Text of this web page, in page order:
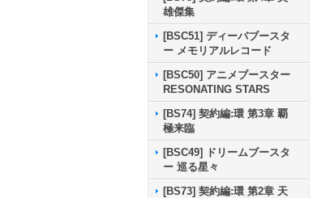
雄傑集
[BSC51] ディーバブースタ
ー メモリアルレコード
[BSC50] アニメブースター
RESONATING STARS
[BS74] 契約編:環 第3章 覇
極来臨
[BSC49] ドリームブースタ
ー 巡る星々
[BS73] 契約編:環 第2章 天